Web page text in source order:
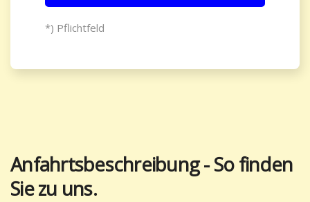
*) Pflichtfeld
Anfahrtsbeschreibung - So finden
Sie zu uns.